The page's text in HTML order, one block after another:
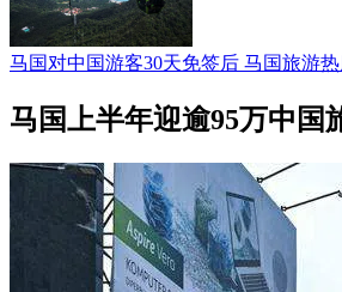
马国对中国游客30天免签后 马国旅游
马国上半年迎逾95万中国